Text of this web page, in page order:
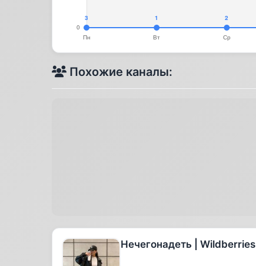
Похожие каналы:
Нечегонадеть | Wildberries